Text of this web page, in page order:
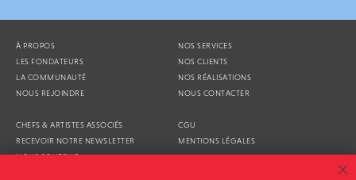
À PROPOS
LES FONDATEURS
LA COMMUNAUTÉ
NOUS REJOINDRE
NOS SERVICES
NOS CLIENTS
NOS RÉALISATIONS
NOUS CONTACTER
CHEFS & ARTISTES ASSOCIÉS
RECEVOIR NOTRE NEWSLETTER
NOUS SOUTENIR
CGU
MENTIONS LÉGALES